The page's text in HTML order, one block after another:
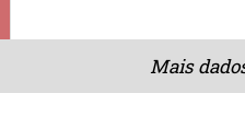
Mais